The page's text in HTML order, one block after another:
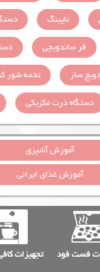
تاپینگ
فر ساندویچی
ساز تخمه شور
دستگاه ذرت مکزیکی
آموزش آشپزی
آموزش غذای ایرانی
فست فود تجهیزات